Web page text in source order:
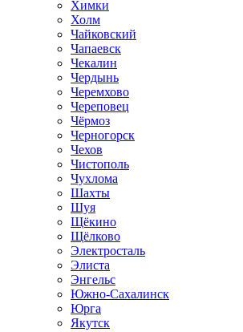
Химки
Холм
Чайковский
Чапаевск
Чекалин
Чердынь
Черемхово
Череповец
Чёрмоз
Черногорск
Чехов
Чистополь
Чухлома
Шахты
Шуя
Щёкино
Щёлково
Электросталь
Элиста
Энгельс
Южно-Сахалинск
Юрга
Якутск